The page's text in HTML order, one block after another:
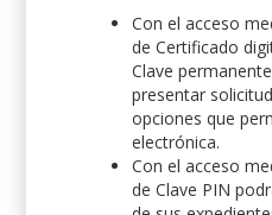
Con el acceso
de Certificado
Clave
presentar
opciones que
electrónica.
Con el acceso
de Clave PIN